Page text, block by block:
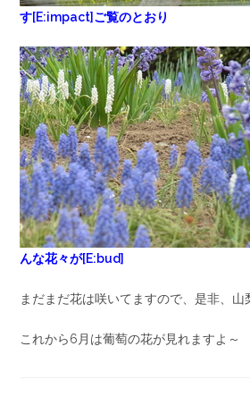
す[E:impact] ご覧のとおり
んな花々が[E:bud]
まだまだ花は咲いてますので、是非、山
これから6月は葡萄の花が見れますよ～